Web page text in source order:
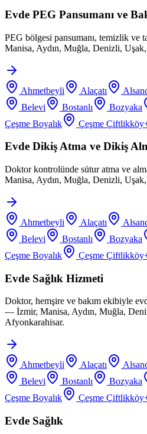
Evde PEG Pansumanı ve
PEG bölgesi pansumanı, temizlik
Manisa, Aydın, Muğla, Denizli,
Ahmetbeyli Alaçatı
Belevi
Bostanlı Bozyaka
Çeşme Boyalık
Çeşme Çiftlikköy
Evde Dikiş Atma ve Dikiş
Doktor kontrolünde sütur atma ve
Manisa, Aydın, Muğla, Denizli,
Ahmetbeyli Alaçatı
Belevi
Bostanlı Bozyaka
Çeşme Boyalık
Çeşme Çiftlikköy
Evde Sağlık Hizmeti
Doktor, hemşire ve bakım ekibiyle
— İzmir, Manisa, Aydın, Muğla,
Afyonkarahisar.
Ahmetbeyli Alaçatı
Belevi
Bostanlı Bozyaka
Çeşme Boyalık
Çeşme Çiftlikköy
Evde Sağlık